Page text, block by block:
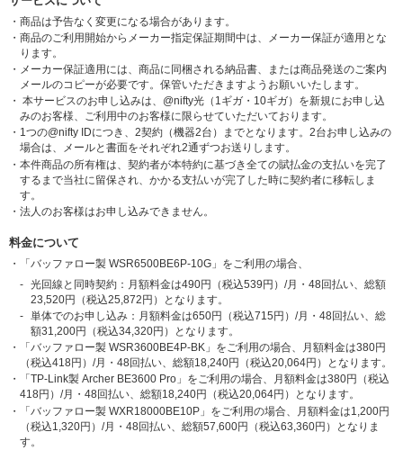
・ 商品は予告なく変更になる場合があります。
・ 商品のご利用開始からメーカー指定保証期間中は、メーカー保証が適用とな
ります。
・ メーカー保証適用には、商品に同梱される納品書、または商品発送のご案内
メールのコピーが必要です。保管いただきますようお願いいたします。
・ 本サービスのお申し込みは、@nifty光（1ギガ・10ギガ）を新規にお申し込
みのお客様、ご利用中のお客様に限らせていただいております。
・ 1つの@nifty IDにつき、2契約（機器2台）までとなります。2台お申し込みの
場合は、メールと書面をそれぞれ2通ずつお送りします。
・ 本件商品の所有権は、契約者が本特約に基づき全ての賦払金の支払いを完了
するまで当社に留保され、かかる支払いが完了した時に契約者に移転しま
す。
・ 法人のお客様はお申し込みできません。
料金について
・
「バッファロー製 WSR6500BE6P-10G」をご利用の場合、
- 光回線と同時契約：月額料金は490円（税込539円）/月・48回払い、総額
23,520円（税込25,872円）となります。
- 単体でのお申し込み：月額料金は650円（税込715円）/月・48回払い、総
額31,200円（税込34,320円）となります。
・
「バッファロー製 WSR3600BE4P-BK」をご利用の場合、月額料金は380円
（税込418円）/月・48回払い、総額18,240円（税込20,064円）となります。
・
「TP-Link製 Archer BE3600 Pro」をご利用の場合、月額料金は380円（税込
418円）/月・48回払い、総額18,240円（税込20,064円）となります。
・
「バッファロー製 WXR18000BE10P」をご利用の場合、月額料金は1,200円
（税込1,320円）/月・48回払い、総額57,600円（税込63,360円）となりま
す。